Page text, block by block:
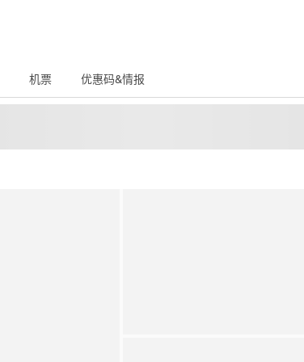
机票 优惠码&情报